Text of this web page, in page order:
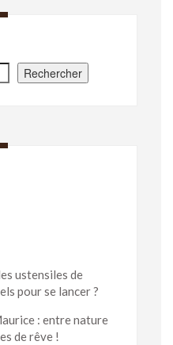
Rechercher
ustensiles de
pour se lancer ?
: entre nature
de rêve !